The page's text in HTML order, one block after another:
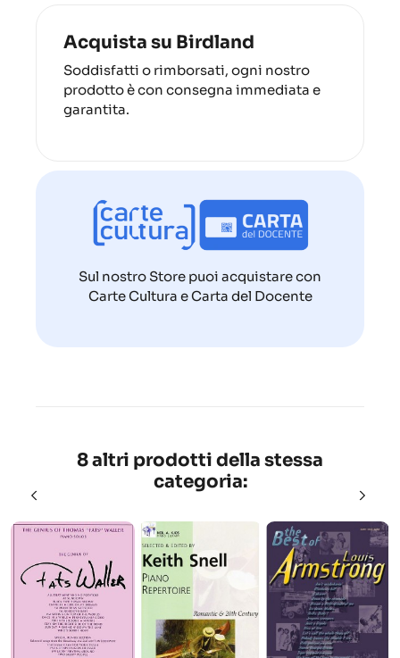
Acquista su Birdland
Soddisfatti o rimborsati, ogni nostro
prodotto è con consegna immediata e
garantita.
Sul nostro Store puoi acquistare con
Carte Cultura e Carta del Docente
8 altri prodotti della stessa
categoria: